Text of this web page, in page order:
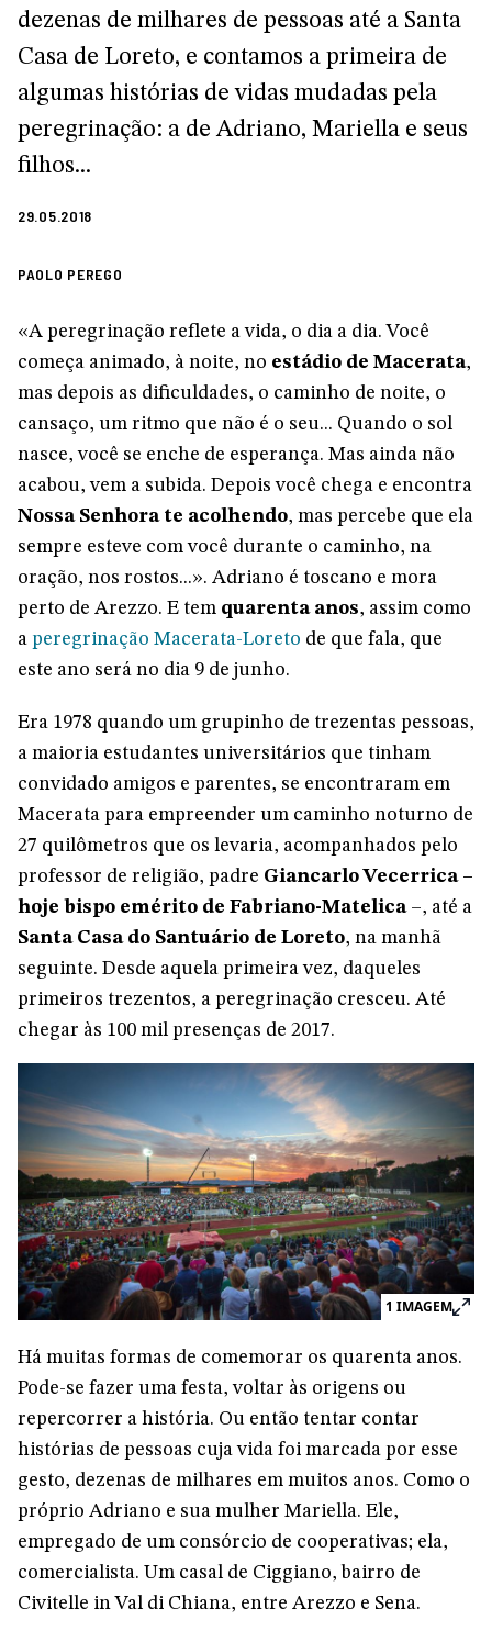
dezenas de milhares de pessoas até a Santa
Casa de Loreto, e contamos a primeira de
algumas histórias de vidas mudadas pela
peregrinação: a de Adriano, Mariella e seus
filhos...
29.05.2018
PAOLO PEREGO
«A peregrinação reflete a vida, o dia a dia. Você
começa animado, à noite, no estádio de Macerata,
mas depois as dificuldades, o caminho de noite, o
cansaço, um ritmo que não é o seu... Quando o sol
nasce, você se enche de esperança. Mas ainda não
acabou, vem a subida. Depois você chega e encontra
Nossa Senhora te acolhendo, mas percebe que ela
sempre esteve com você durante o caminho, na
oração, nos rostos...». Adriano é toscano e mora
perto de Arezzo. E tem quarenta anos, assim como
a peregrinação Macerata-Loreto de que fala, que
este ano será no dia 9 de junho.
Era 1978 quando um grupinho de trezentas pessoas,
a maioria estudantes universitários que tinham
convidado amigos e parentes, se encontraram em
Macerata para empreender um caminho noturno de
27 quilômetros que os levaria, acompanhados pelo
professor de religião, padre Giancarlo Vecerrica –
hoje bispo emérito de Fabriano-Matelica–, até a
Santa Casa do Santuário de Loreto, na manhã
seguinte. Desde aquela primeira vez, daqueles
primeiros trezentos, a peregrinação cresceu. Até
chegar às 100 mil presenças de 2017.
1 IMAGEM
Há muitas formas de comemorar os quarenta anos.
Pode-se fazer uma festa, voltar às origens ou
repercorrer a história. Ou então tentar contar
histórias de pessoas cuja vida foi marcada por esse
gesto, dezenas de milhares em muitos anos. Como o
próprio Adriano e sua mulher Mariella. Ele,
empregado de um consórcio de cooperativas; ela,
comercialista. Um casal de Ciggiano, bairro de
Civitelle in Val di Chiana, entre Arezzo e Sena.